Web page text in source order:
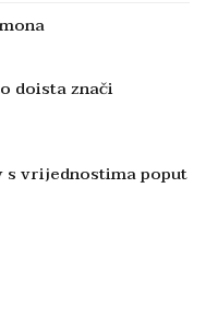
doista znači
s vrijednostima poput